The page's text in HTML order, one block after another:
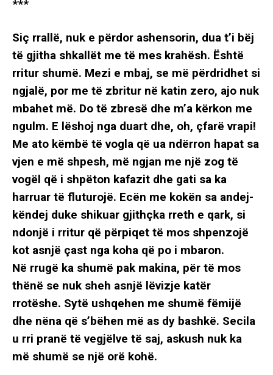
***
Siç rrallë, nuk e përdor ashensorin, dua t’i bëj
të gjitha shkallët me të mes krahësh. Është
rritur shumë. Mezi e mbaj, se më përdridhet si
ngjalë, por me të zbritur në katin zero, ajo nuk
mbahet më. Do të zbresë dhe m’a kërkon me
ngulm. E lëshoj nga duart dhe, oh, çfarë vrapi!
Me ato këmbë të vogla që ua ndërron hapat sa
vjen e më shpesh, më ngjan me një zog të
vogël që i shpëton kafazit dhe gati sa ka
harruar të fluturojë. Ecën me kokën sa andej-
këndej duke shikuar gjithçka rreth e qark, si
ndonjë i rritur që përpiqet të mos shpenzojë
kot asnjë çast nga koha që po i mbaron.
Në rrugë ka shumë pak makina, për të mos
thënë se nuk sheh asnjë lëvizje katër
rrotëshe. Sytë ushqehen me shumë fëmijë
dhe nëna që s’bëhen më as dy bashkë. Secila
u rri pranë të vegjëlve të saj, askush nuk ka
më shumë se një orë kohë.